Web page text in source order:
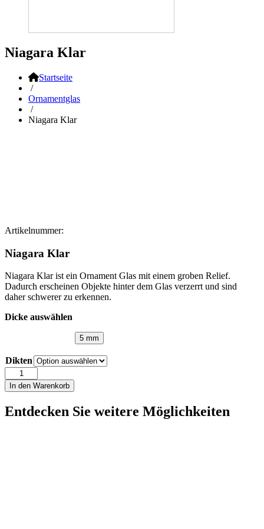
Niagara Klar
Startseite
/
Ornamentglas
/
Niagara Klar
Artikelnummer:
Niagara Klar
Niagara Klar ist ein Ornament Glas mit einem groben Relief.
Dadurch erscheinen Objekte hinter dem Glas verzerrt und sind
daher schwerer zu erkennen.
Dicke auswählen
5 mm
Dikten
Niagara
Klar
Menge
In den Warenkorb
Entdecken Sie weitere Möglichkeiten